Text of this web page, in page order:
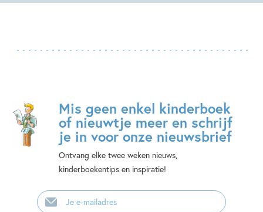
Mis geen enkel kinderboek
of nieuwtje meer en schrijf
je in voor onze nieuwsbrief
Ontvang elke twee weken nieuws,
kinderboekentips en inspiratie!
E-
mailadres